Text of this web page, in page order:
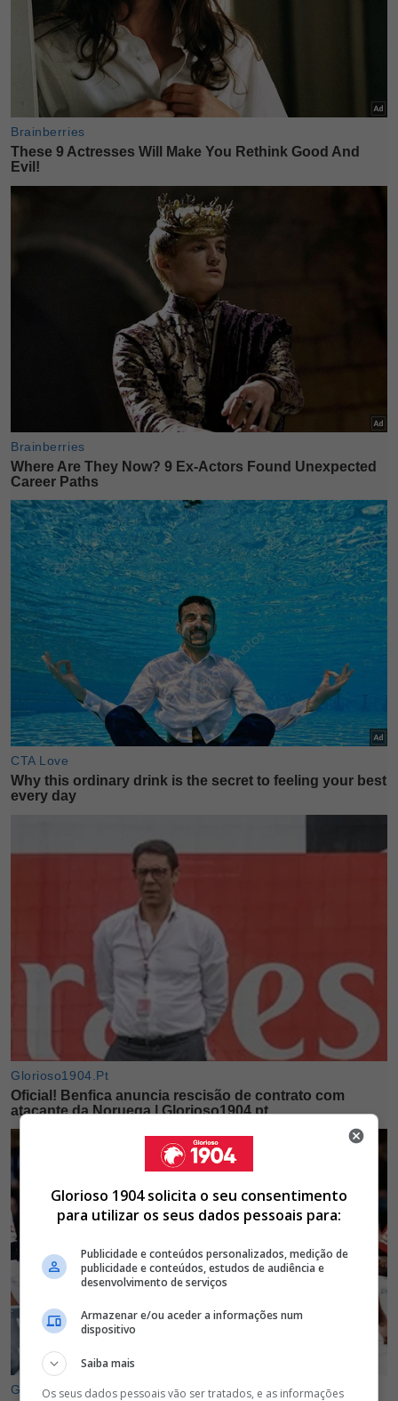
Glorioso 1904 solicita o seu consentimento
para utilizar os seus dados pessoais para:
Publicidade e conteúdos personalizados, medição de
publicidade e conteúdos, estudos de audiência e
desenvolvimento de serviços
Armazenar e/ou aceder a informações num
dispositivo
Saiba mais
Os seus dados pessoais vão ser tratados, e as informações